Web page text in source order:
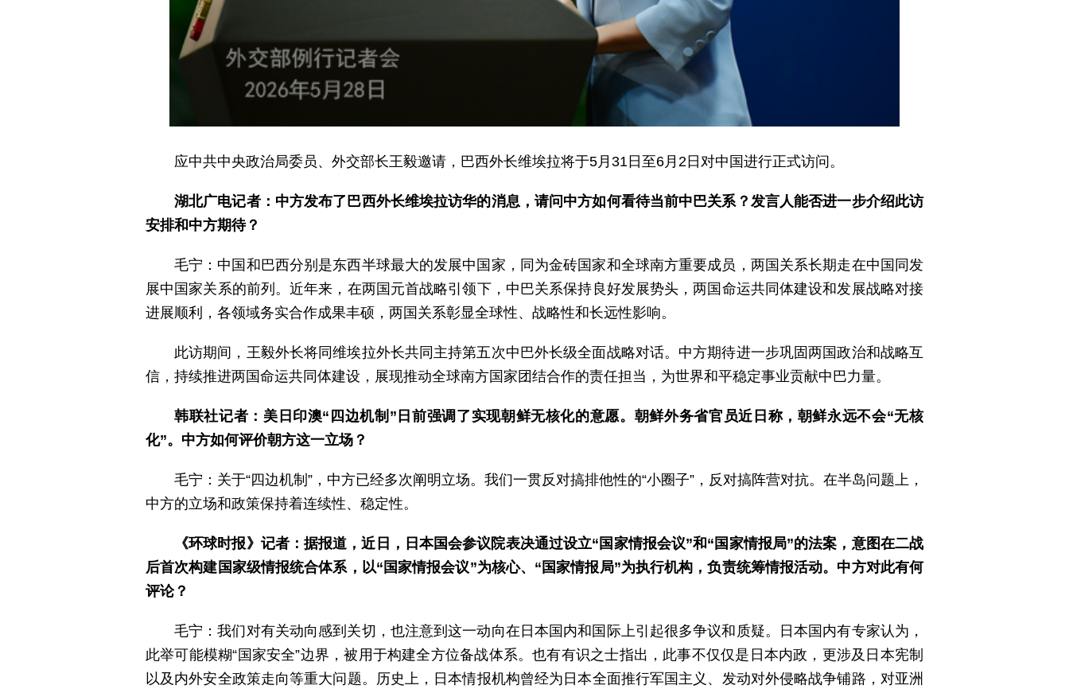
应中共中央政治局委员、外交部长王毅邀请，巴西外长维埃拉将于5月31日至6月2日对中国进行正式访问。
湖北广电记者：中方发布了巴西外长维埃拉访华的消息，请问中方如何看待当前中巴关系？发言人能否进一步介绍此访
安排和中方期待？
毛宁：中国和巴西分别是东西半球最大的发展中国家，同为金砖国家和全球南方重要成员，两国关系长期走在中国同发
展中国家关系的前列。近年来，在两国元首战略引领下，中巴关系保持良好发展势头，两国命运共同体建设和发展战略对接
进展顺利，各领域务实合作成果丰硕，两国关系彰显全球性、战略性和长远性影响。
此访期间，王毅外长将同维埃拉外长共同主持第五次中巴外长级全面战略对话。中方期待进一步巩固两国政治和战略互
信，持续推进两国命运共同体建设，展现推动全球南方国家团结合作的责任担当，为世界和平稳定事业贡献中巴力量。
韩联社记者：美日印澳“四边机制”日前强调了实现朝鲜无核化的意愿。朝鲜外务省官员近日称，朝鲜永远不会“无核
化”。中方如何评价朝方这一立场？
毛宁：关于“四边机制”，中方已经多次阐明立场。我们一贯反对搞排他性的“小圈子”，反对搞阵营对抗。在半岛问题上，
中方的立场和政策保持着连续性、稳定性。
《环球时报》记者：据报道，近日，日本国会参议院表决通过设立“国家情报会议”和“国家情报局”的法案，意图在二战
后首次构建国家级情报统合体系，以“国家情报会议”为核心、“国家情报局”为执行机构，负责统筹情报活动。中方对此有何
评论？
毛宁：我们对有关动向感到关切，也注意到这一动向在日本国内和国际上引起很多争议和质疑。日本国内有专家认为，
此举可能模糊“国家安全”边界，被用于构建全方位备战体系。也有有识之士指出，此事不仅仅是日本内政，更涉及日本宪制
以及内外安全政策走向等重大问题。历史上，日本情报机构曾经为日本全面推行军国主义、发动对外侵略战争铺路，对亚洲